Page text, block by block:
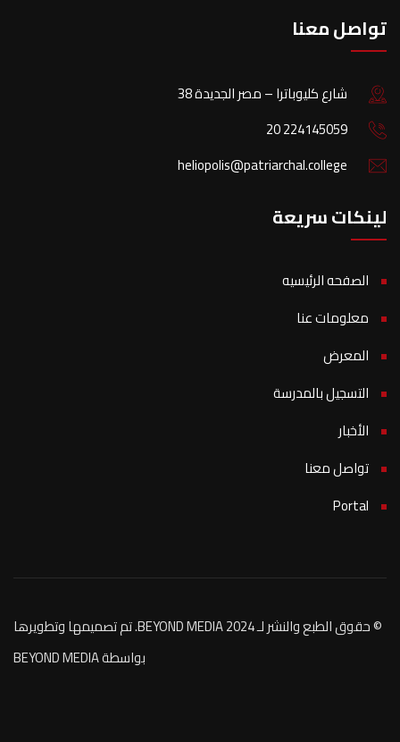
تواصل معنا
38 شارع كليوباترا – مصر الجديدة
20 224145059
heliopolis@patriarchal.college
لينكات سريعة
الصفحه الرئيسيه
معلومات عنا
المعرض
التسجيل بالمدرسة
الأخبار
تواصل معنا
Portal
© حقوق الطبع والنشر لـ BEYOND MEDIA 2024. تم تصميمها وتطويرها
بواسطة BEYOND MEDIA